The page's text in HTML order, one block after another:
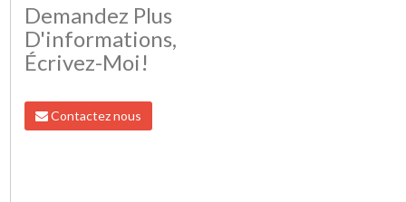
Demandez Plus
D'informations,
Écrivez-Moi!
Contactez nous